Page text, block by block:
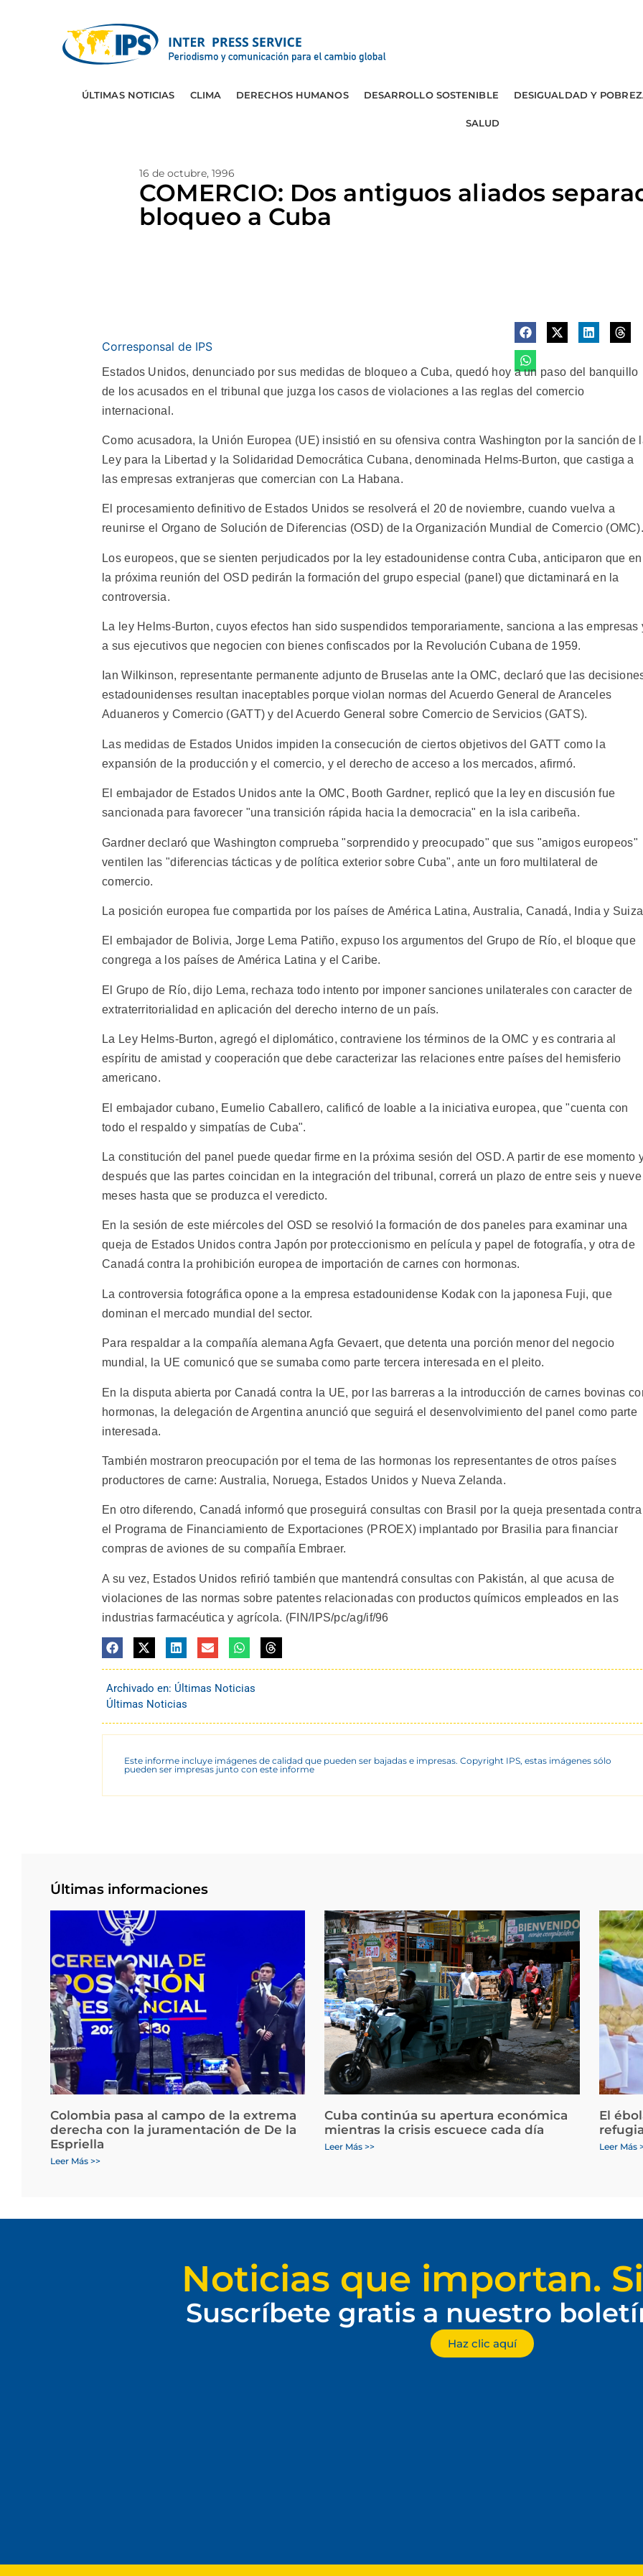
ÚLTIMAS NOTICIAS CLIMA DERECHOS HUMANOS DESARROLLO SOSTENIBLE DESIGUALDAD Y
SALUD
16 de octubre, 1996
COMERCIO: Dos antiguos aliados
bloqueo a Cuba
Corresponsal de IPS
Estados Unidos, denunciado por sus medidas de bloqueo a Cuba, quedó hoy a un paso del banquillo
de los acusados en el tribunal que juzga los casos de violaciones a las reglas del comercio
internacional.
Como acusadora, la Unión Europea (UE) insistió en su ofensiva contra Washington por la sanción de
Ley para la Libertad y la Solidaridad Democrática Cubana, denominada Helms-Burton, que castiga a
las empresas extranjeras que comercian con La Habana.
El procesamiento definitivo de Estados Unidos se resolverá el 20 de noviembre, cuando vuelva a
reunirse el Organo de Solución de Diferencias (OSD) de la Organización Mundial de Comercio
Los europeos, que se sienten perjudicados por la ley estadounidense contra Cuba, anticiparon que en
la próxima reunión del OSD pedirán la formación del grupo especial (panel) que dictaminará en la
controversia.
La ley Helms-Burton, cuyos efectos han sido suspendidos temporariamente, sanciona a las empresas
a sus ejecutivos que negocien con bienes confiscados por la Revolución Cubana de 1959.
Ian Wilkinson, representante permanente adjunto de Bruselas ante la OMC, declaró que las
estadounidenses resultan inaceptables porque violan normas del Acuerdo General de Aranceles
Aduaneros y Comercio (GATT) y del Acuerdo General sobre Comercio de Servicios (GATS).
Las medidas de Estados Unidos impiden la consecución de ciertos objetivos del GATT como la
expansión de la producción y el comercio, y el derecho de acceso a los mercados, afirmó.
El embajador de Estados Unidos ante la OMC, Booth Gardner, replicó que la ley en discusión fue
sancionada para favorecer "una transición rápida hacia la democracia" en la isla caribeña.
Gardner declaró que Washington comprueba "sorprendido y preocupado" que sus "amigos europeos"
ventilen las "diferencias tácticas y de política exterior sobre Cuba", ante un foro multilateral de
comercio.
La posición europea fue compartida por los países de América Latina, Australia, Canadá, India y
El embajador de Bolivia, Jorge Lema Patiño, expuso los argumentos del Grupo de Río, el bloque que
congrega a los países de América Latina y el Caribe.
El Grupo de Río, dijo Lema, rechaza todo intento por imponer sanciones unilaterales con caracter de
extraterritorialidad en aplicación del derecho interno de un país.
La Ley Helms-Burton, agregó el diplomático, contraviene los términos de la OMC y es contraria al
espíritu de amistad y cooperación que debe caracterizar las relaciones entre países del hemisferio
americano.
El embajador cubano, Eumelio Caballero, calificó de loable a la iniciativa europea, que "cuenta con
todo el respaldo y simpatías de Cuba".
La constitución del panel puede quedar firme en la próxima sesión del OSD. A partir de ese momento
después que las partes coincidan en la integración del tribunal, correrá un plazo de entre seis y nueve
meses hasta que se produzca el veredicto.
En la sesión de este miércoles del OSD se resolvió la formación de dos paneles para examinar una
queja de Estados Unidos contra Japón por proteccionismo en película y papel de fotografía, y otra de
Canadá contra la prohibición europea de importación de carnes con hormonas.
La controversia fotográfica opone a la empresa estadounidense Kodak con la japonesa Fuji, que
dominan el mercado mundial del sector.
Para respaldar a la compañía alemana Agfa Gevaert, que detenta una porción menor del negocio
mundial, la UE comunicó que se sumaba como parte tercera interesada en el pleito.
En la disputa abierta por Canadá contra la UE, por las barreras a la introducción de carnes bovinas
hormonas, la delegación de Argentina anunció que seguirá el desenvolvimiento del panel como parte
interesada.
También mostraron preocupación por el tema de las hormonas los representantes de otros países
productores de carne: Australia, Noruega, Estados Unidos y Nueva Zelanda.
En otro diferendo, Canadá informó que proseguirá consultas con Brasil por la queja presentada contra
el Programa de Financiamiento de Exportaciones (PROEX) implantado por Brasilia para financiar
compras de aviones de su compañía Embraer.
A su vez, Estados Unidos refirió también que mantendrá consultas con Pakistán, al que acusa de
violaciones de las normas sobre patentes relacionadas con productos químicos empleados en las
industrias farmacéutica y agrícola. (FIN/IPS/pc/ag/if/96
Archivado en: Últimas Noticias
Últimas Noticias
Este informe incluye imágenes de calidad que pueden ser bajadas e impresas. Copyright IPS, estas imágenes sólo
pueden ser impresas junto con este informe
Últimas informaciones
Colombia pasa al campo de la extrema
derecha con la juramentación de De la
Espriella
Leer Más >>
Cuba continúa su apertura económica
mientras la crisis escuece cada día
Leer Más >>
El
Leer Más
Noticias que importan.
Suscríbete gratis a nuestro
Haz clic aquí